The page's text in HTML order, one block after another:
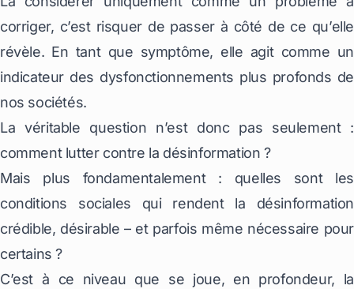
corriger, c’est risquer de passer à côté de ce qu’elle
révèle. En tant que symptôme, elle agit comme un
indicateur des dysfonctionnements plus profonds de
nos sociétés.
La véritable question n’est donc pas seulement :
comment lutter contre la désinformation ?
Mais plus fondamentalement : quelles sont les
conditions sociales qui rendent la désinformation
crédible, désirable – et parfois même nécessaire pour
certains ?
C’est à ce niveau que se joue, en profondeur, la